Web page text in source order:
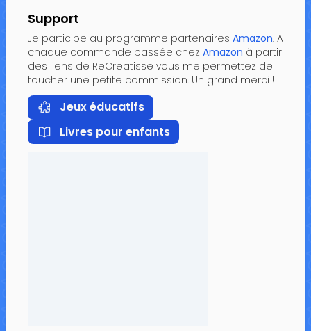
Support
Je participe au programme partenaires Amazon. A
chaque commande passée chez Amazon à partir
des liens de ReCreatisse vous me permettez de
toucher une petite commission. Un grand merci !
Jeux éducatifs
Livres pour enfants